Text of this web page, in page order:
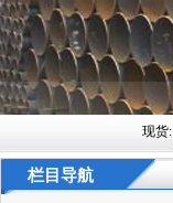
现货:
栏目导航